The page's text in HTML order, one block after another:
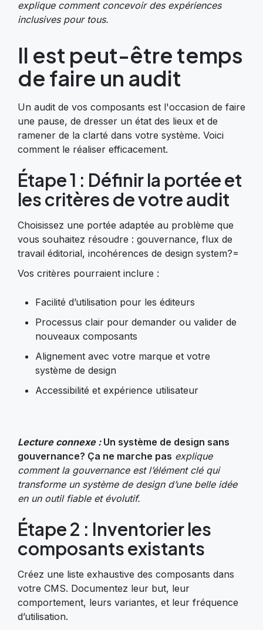
explique comment concevoir des expériences
inclusives pour tous.
Il est peut-être temps
de faire un audit
Un audit de vos composants est l'occasion de faire
une pause, de dresser un état des lieux et de
ramener de la clarté dans votre système. Voici
comment le réaliser efficacement.
Étape 1 : Définir la portée et
les critères de votre audit
Choisissez une portée adaptée au problème que
vous souhaitez résoudre : gouvernance, flux de
travail éditorial, incohérences de design system?=
Vos critères pourraient inclure :
Facilité d’utilisation pour les éditeurs
Processus clair pour demander ou valider de
nouveaux composants
Alignement avec votre marque et votre
système de design
Accessibilité et expérience utilisateur
Lecture connexe : Un système de design sans
gouvernance? Ça ne marche pas explique
comment la gouvernance est l’élément clé qui
transforme un système de design d’une belle idée
en un outil fiable et évolutif.
Étape 2 : Inventorier les
composants existants
Créez une liste exhaustive des composants dans
votre CMS. Documentez leur but, leur
comportement, leurs variantes, et leur fréquence
d’utilisation.